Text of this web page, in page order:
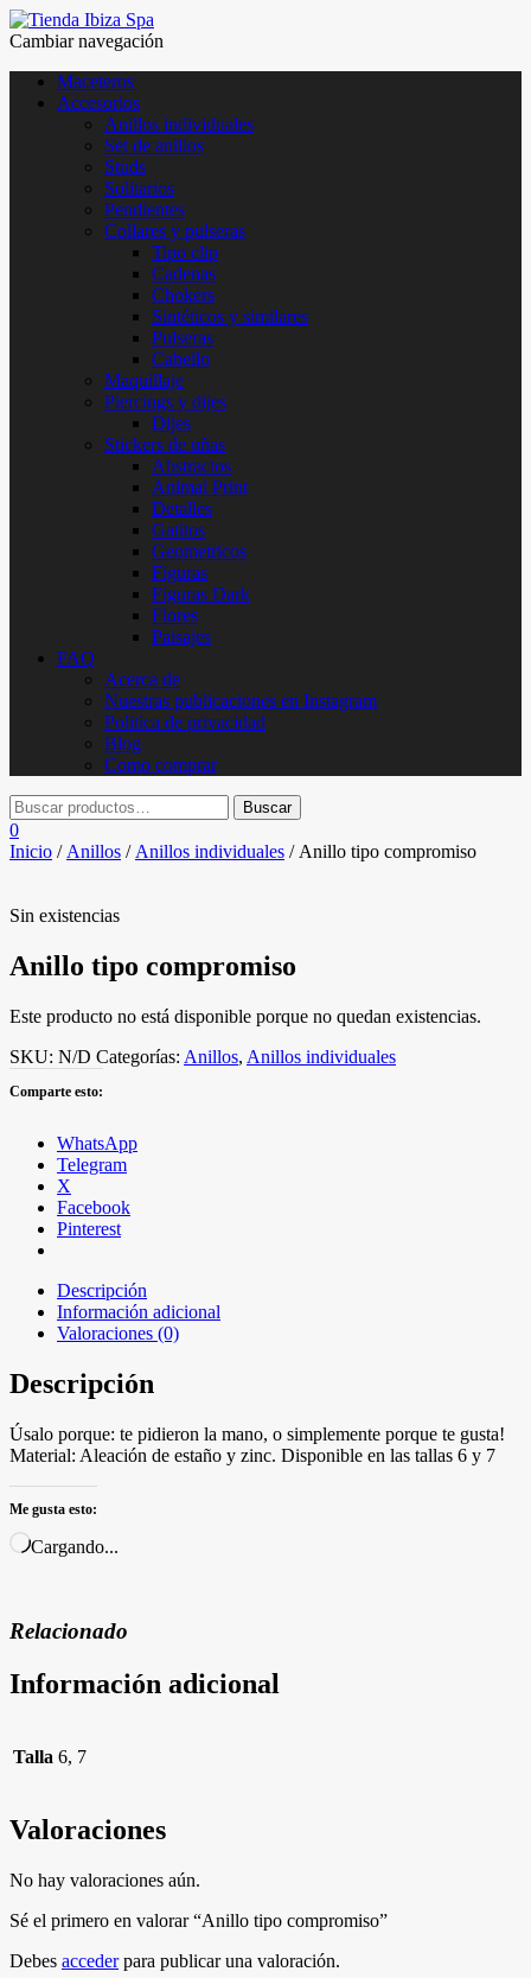
Cambiar navegación
Maceteros
Accesorios
Anillos individuales
Set de anillos
Studs
Solitarios
Pendientes
Collares y pulseras
Tipo clip
Cadenas
Chokers
Sintéticos y similares
Pulseras
Cabello
Maquillaje
Piercings y dijes
Dijes
Stickers de uñas
Abstractos
Animal Print
Detalles
Gatitos
Geometricos
Figuras
Figuras Dark
Flores
Paisajes
FAQ
Acerca de
Nuestras publicaciones en Instagram
Politica de privacidad
Blog
Como comprar
0
Inicio / Anillos / Anillos individuales / Anillo tipo compromiso
Sin existencias
Anillo tipo compromiso
Este producto no está disponible porque no quedan existencias.
SKU: N/D Categorías: Anillos, Anillos individuales
Comparte esto:
WhatsApp
Telegram
X
Facebook
Pinterest
Descripción
Información adicional
Valoraciones (0)
Descripción
Úsalo porque: te pidieron la mano, o simplemente porque te gusta!
Material: Aleación de estaño y zinc. Disponible en las tallas 6 y 7
Me gusta esto:
Cargando...
Relacionado
Información adicional
Talla 6, 7
Valoraciones
No hay valoraciones aún.
Sé el primero en valorar “Anillo tipo compromiso”
Debes accederpara publicar una valoración.